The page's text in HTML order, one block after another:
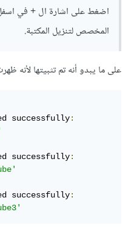
اضغط على اشارة ال + في اسفل
المخصص لتنزيل المكتبة.
على ما يبدو أنه تم تثبيتها لأنه
successfully:
successfully:
successfully: